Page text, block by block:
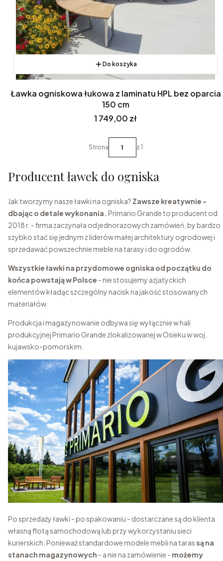
Do koszyka
Ławka ogniskowa łukowa z laminatu HPL bez oparcia
150 cm
Cena
1 749,00 zł
Strona z 1
Producent ławek do ogniska
Jak tworzymy nasze ławki na ogniska? Zawsze kreatywnie -
dbając o detale wykonania. Primario Grande to producent od
2018 r. - firma zaczynała od jednorazowych zamówień, by bardzo
szybko stać się jednym z liderów małej architektury ogrodowej i
sprzedawać powszechnie meble na tarasy i do ogrodów.
Wszystkie ławki na przydomowe ogniska od początku do
końca powstają w Polsce - nie stosujemy azjatyckich
elementów kładąc szczególny nacisk na jakość stosowanych
materiałów.
Produkcja i magazynowanie odbywa się wyłącznie w hali
produkcyjnej Primario Grande zlokalizowanej w Osieku w woj.
kujawsko-pomorskim.
Po sprzedaży ławki - po spakowaniu - dostarczane są do klienta
własną flotą samochodową lub przy wykorzystaniu sieci
kurierskich. Ponieważ standardowe modele mebli na taras są na
stanach magazynowych - a nie na zamówienie - możemy